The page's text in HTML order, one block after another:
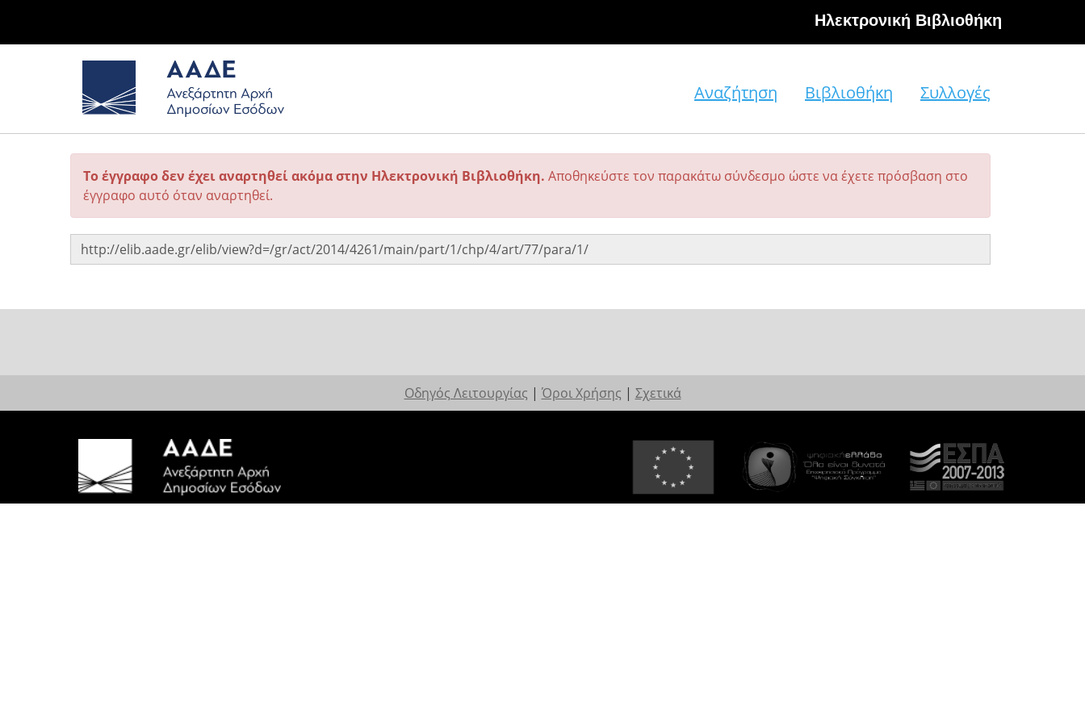
Hλεκτρονική Βιβλιοθήκη
Αναζήτηση Βιβλιοθήκη Συλλογές
Το έγγραφο δεν έχει αναρτηθεί ακόμα στην Ηλεκτρονική Βιβλιοθήκη. Αποθηκεύστε τον παρακάτω σύνδεσμο ώστε να έχετε πρόσβαση στο
έγγραφο αυτό όταν αναρτηθεί.
Οδηγός Λειτουργίας | Όροι Χρήσης | Σχετικά